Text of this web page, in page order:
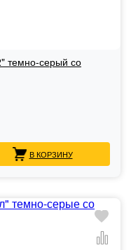
темно-серый со
В КОРЗИНУ